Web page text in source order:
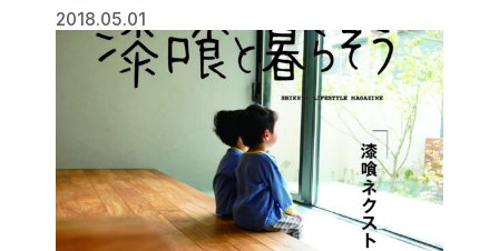
2018.05.01